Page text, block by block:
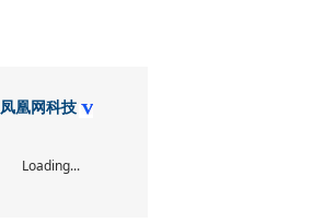
凤凰网科技
Loading...